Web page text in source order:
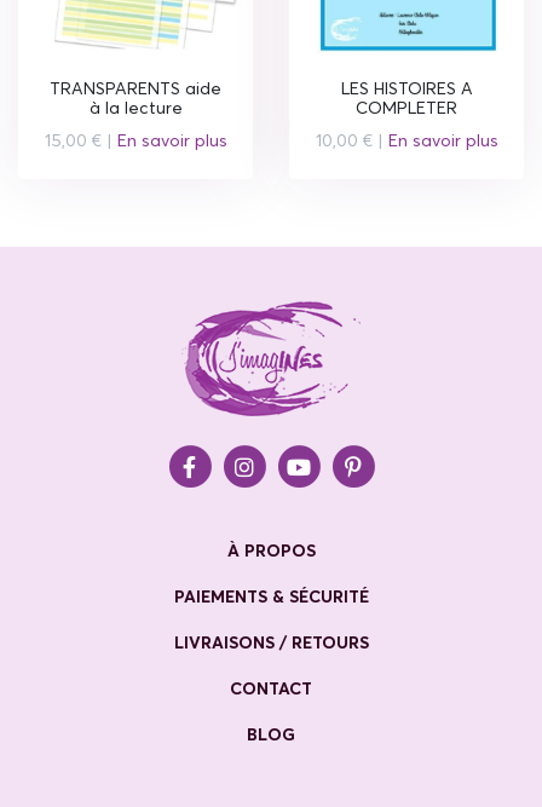
TRANSPARENTS aide
à la lecture
15,00 € | En savoir plus
LES HISTOIRES A
COMPLETER
10,00 € | En savoir plus
À PROPOS
PAIEMENTS & SÉCURITÉ
LIVRAISONS / RETOURS
CONTACT
BLOG